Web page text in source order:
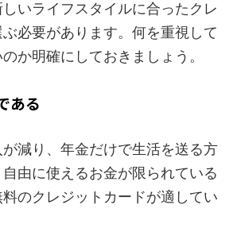
いライフスタイルに合ったクレ
必要があります。何を重視して
か明確にしておきましょう。
ある
減り、年金だけで生活を送る方
由に使えるお金が限られている
のクレジットカードが適してい